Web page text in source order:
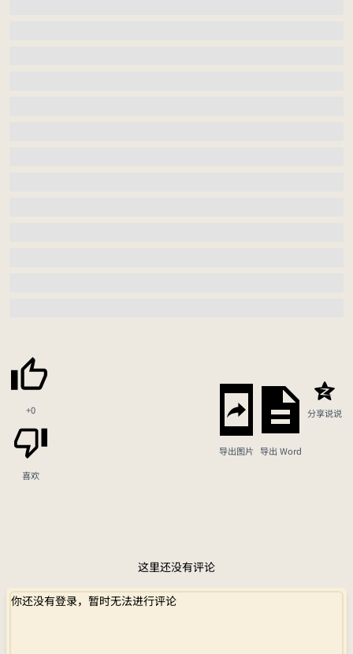
+0
喜欢
导出图片 导出 Word
分享说说
这里还没有评论
你还没有登录，暂时无法进行评论